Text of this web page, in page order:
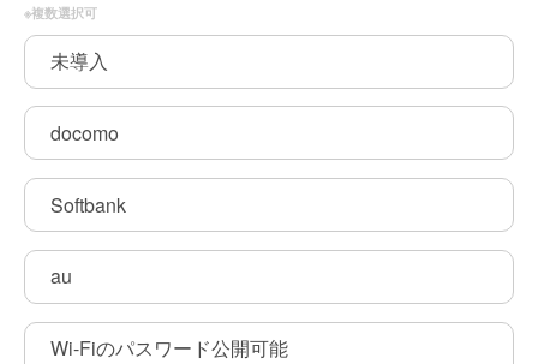
※複数選択可
未導入
docomo
Softbank
au
Wi-Fiのパスワード公開可能